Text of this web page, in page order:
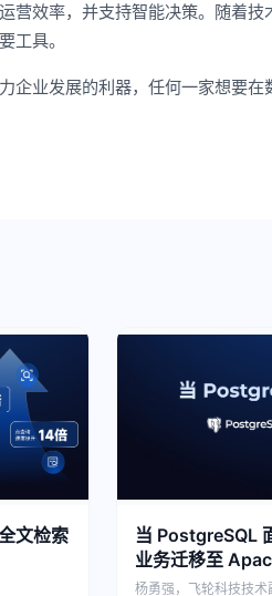
营效率，并支持智能决策。随着技
工具。
企业发展的利器，任何一家想要
文检索
当 PostgreSQL
业务迁移至
杨勇强，飞轮科技技术